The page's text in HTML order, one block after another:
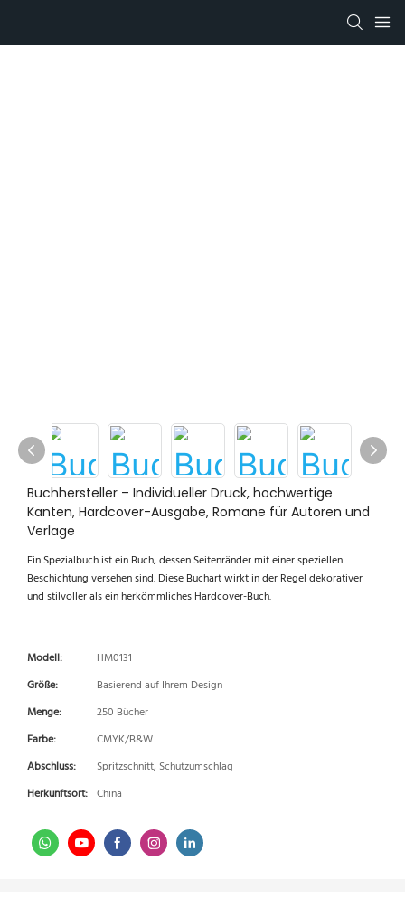
Buchhersteller – Individueller Druck, hochwertige
Kanten, Hardcover-Ausgabe, Romane für Autoren und
Verlage
Ein Spezialbuch ist ein Buch, dessen Seitenränder mit einer speziellen
Beschichtung versehen sind. Diese Buchart wirkt in der Regel dekorativer
und stilvoller als ein herkömmliches Hardcover-Buch.
Modell:
HM0131
Größe:
Basierend auf Ihrem Design
Menge:
250 Bücher
Farbe:
CMYK/B&W
Abschluss:
Spritzschnitt, Schutzumschlag
Herkunftsort: China